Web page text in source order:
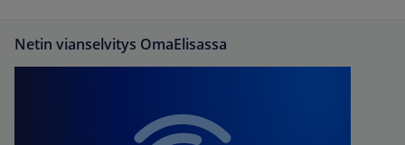
Netin vianselvitys OmaElisassa